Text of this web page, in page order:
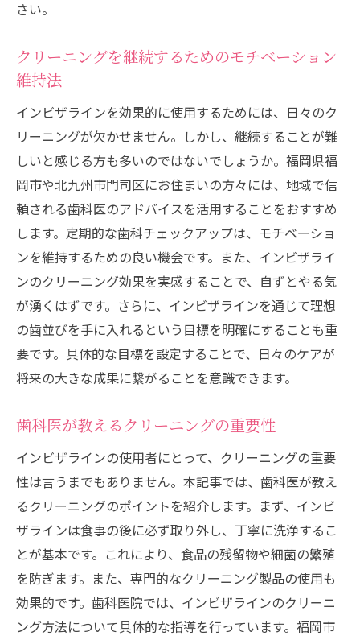
さい。
クリーニングを継続するためのモチベーション
維持法
インビザラインを効果的に使用するためには、日々のク
リーニングが欠かせません。しかし、継続することが難
しいと感じる方も多いのではないでしょうか。福岡県福
岡市や北九州市門司区にお住まいの方々には、地域で信
頼される歯科医のアドバイスを活用することをおすすめ
します。定期的な歯科チェックアップは、モチベーショ
ンを維持するための良い機会です。また、インビザライ
ンのクリーニング効果を実感することで、自ずとやる気
が湧くはずです。さらに、インビザラインを通じて理想
の歯並びを手に入れるという目標を明確にすることも重
要です。具体的な目標を設定することで、日々のケアが
将来の大きな成果に繋がることを意識できます。
歯科医が教えるクリーニングの重要性
インビザラインの使用者にとって、クリーニングの重要
性は言うまでもありません。本記事では、歯科医が教え
るクリーニングのポイントを紹介します。まず、インビ
ザラインは食事の後に必ず取り外し、丁寧に洗浄するこ
とが基本です。これにより、食品の残留物や細菌の繁殖
を防ぎます。また、専門的なクリーニング製品の使用も
効果的です。歯科医院では、インビザラインのクリーニ
ング方法について具体的な指導を行っています。福岡市